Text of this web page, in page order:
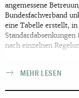
angemessene
Bundesfachverband
eine Tabelle erstellt,
Standardabsenkungen
nach einzelnen
MEHR LESEN